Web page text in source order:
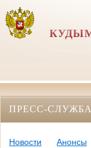
ПРЕСС-СЛУЖБА
Новости Анонсы